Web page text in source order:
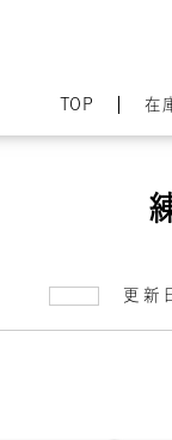
TOP 在
更新